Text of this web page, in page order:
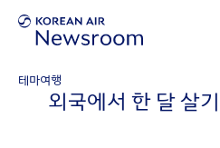
테마여행
외국에서 한 달 살